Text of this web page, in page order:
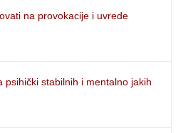
na provokacije i uvrede
psihički stabilnih i mentalno jakih